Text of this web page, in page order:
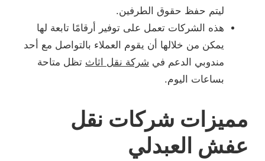
ليتم حفظ حقوق الطرفين.
هذه الشركات تعمل على توفير أرقامًا تابعة لها
يمكن من خلالها أن يقوم العملاء بالتواصل مع أحد
مندوبي الدعم في شركة نقل اثاث تظل متاحة
بساعات اليوم.
مميزات شركات نقل
عفش العبدلي